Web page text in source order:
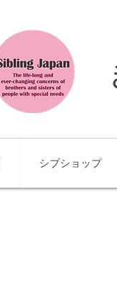
シブショップ